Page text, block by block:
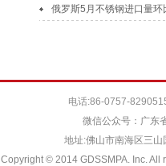
俄罗斯5月不锈钢进口量环
电话:86-0757-
微信公众号：广东
地址:佛山市南海区三
Copyright © 2014 GDSSMPA. Inc. All